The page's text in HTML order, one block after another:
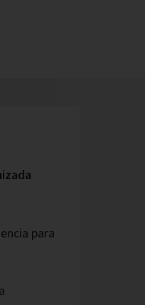
para